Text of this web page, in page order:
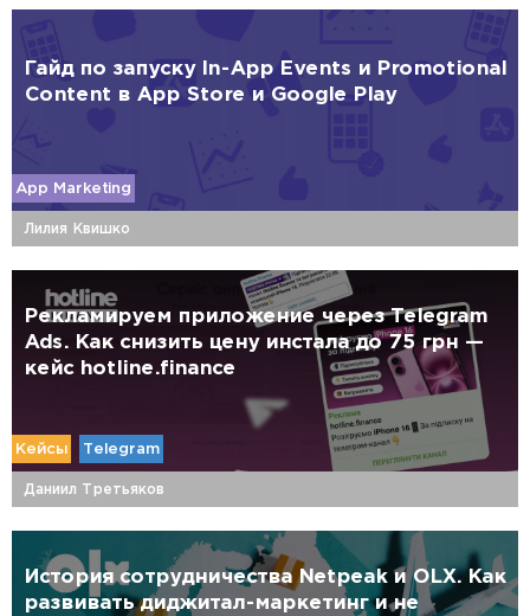
Гайд по запуску In-App Events и Promotional
Content в App Store и Google Play
App Marketing
Лилия Квишко
Рекламируем приложение через Telegram
Ads. Как снизить цену инстала до 75 грн —
кейс hotline.finance
Кейсы Telegram
Даниил Третьяков
История сотрудничества Netpeak и OLX. Как
развивать диджитал-маркетинг и не